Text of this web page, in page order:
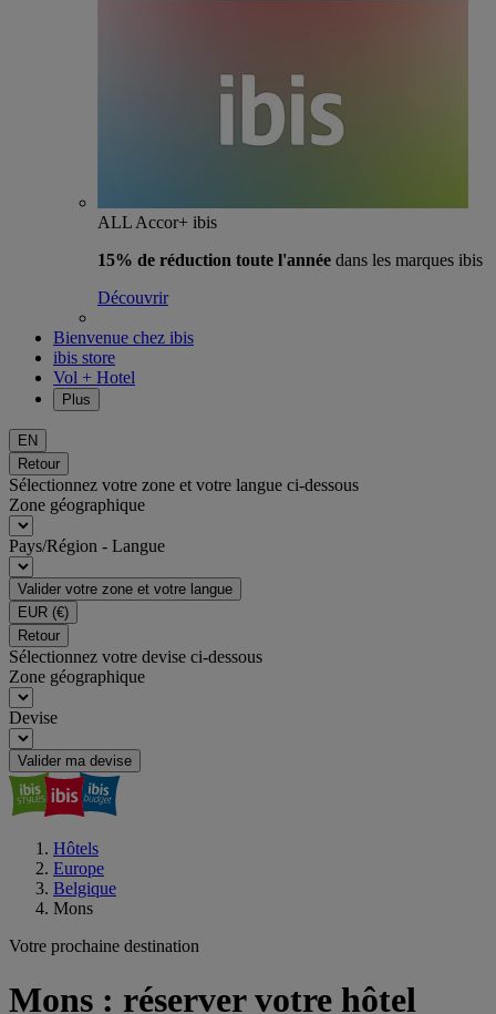
ALL Accor+ ibis
15% de réduction toute l'année dans les marques ibis
Découvrir
Bienvenue chez ibis
ibis store
Vol + Hotel
Plus
EN
Retour
Sélectionnez votre zone et votre langue ci-dessous
Zone géographique
Pays/Région - Langue
Valider votre zone et votre langue
EUR (€)
Retour
Sélectionnez votre devise ci-dessous
Zone géographique
Devise
Valider ma devise
Hôtels
Europe
Belgique
Mons
Votre prochaine destination
Mons : réserver votre hôtel